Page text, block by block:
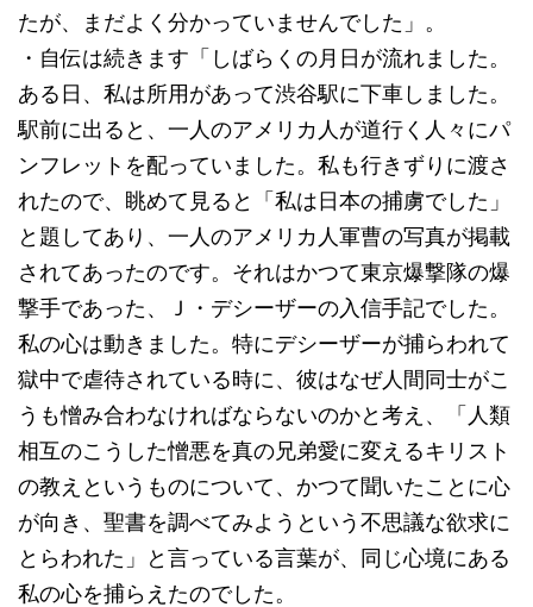
たが、まだよく分かっていませんでした」。
・自伝は続きます「しばらくの月日が流れました。
ある日、私は所用があって渋谷駅に下車しました。
駅前に出ると、一人のアメリカ人が道行く人々にパ
ンフレットを配っていました。私も行きずりに渡さ
れたので、眺めて見ると「私は日本の捕虜でした」
と題してあり、一人のアメリカ人軍曹の写真が掲載
されてあったのです。それはかつて東京爆撃隊の爆
撃手であった、Ｊ・デシーザーの入信手記でした。
私の心は動きました。特にデシーザーが捕らわれて
獄中で虐待されている時に、彼はなぜ人間同士がこ
うも憎み合わなければならないのかと考え、「人類
相互のこうした憎悪を真の兄弟愛に変えるキリスト
の教えというものについて、かつて聞いたことに心
が向き、聖書を調べてみようという不思議な欲求に
とらわれた」と言っている言葉が、同じ心境にある
私の心を捕らえたのでした。